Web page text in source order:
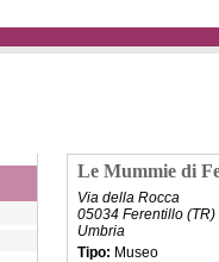
Le Mummie di
Via della Rocca
05034 Ferentillo (TR)
Umbria
Tipo: Museo